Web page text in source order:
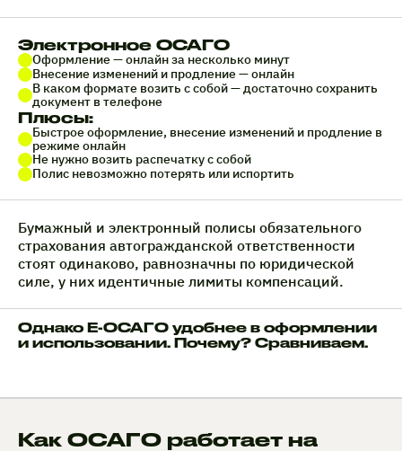
Электронное ОСАГО
Оформление — онлайн за несколько минут
Внесение изменений и продление — онлайн
В каком формате возить с собой — достаточно сохранить
документ в телефоне
Плюсы:
Быстрое оформление, внесение изменений и продление в
режиме онлайн
Не нужно возить распечатку с собой
Полис невозможно потерять или испортить
Бумажный и электронный полисы обязательного
страхования автогражданской ответственности
стоят одинаково, равнозначны по юридической
силе, у них идентичные лимиты компенсаций.
Однако Е-ОСАГО удобнее в оформлении
и использовании. Почему? Сравниваем.
Как ОСАГО работает на